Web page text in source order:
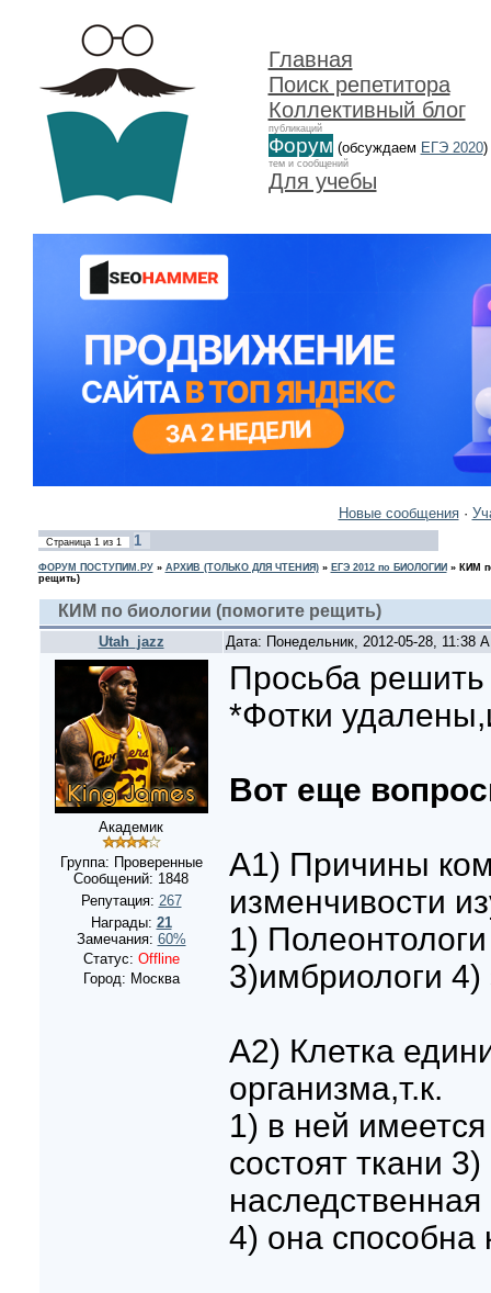
Главная
Поиск репетитора
Коллективный блог
публикаций
Форум (обсуждаем ЕГЭ 2020)
тем и сообщений
Для учебы
Новые сообщения·
Страница 1из 1 1
ФОРУМ ПОСТУПИМ.РУ» АРХИВ (ТОЛЬКО ДЛЯ ЧТЕНИЯ)» ЕГЭ 2012 по БИОЛОГИИ » КИМ
рещить)
КИМ по биологии (помогите рещить)
Utah_jazz Дата: Понедельник, 2012-05-28, 11:38
Академик
Группа: Проверенные
Сообщений: 1848
Репутация: 267
Награды: 21
Замечания: 60%
Статус: Offline
Город: Москва
Просьба решить
*Фотки
Вот еще
A1) Причины
изменчивости
1) Полеонтологи
3)имбриологи 4)
A2) Клетка
организма,т.к.
1) в ней
состоят ткани
4) она способна